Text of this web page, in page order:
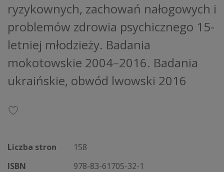
ryzykownych, zachowań nałogowych i
problemów zdrowia psychicznego 15-
letniej młodzieży. Badania
mokotowskie 2004–2016. Badania
ukraińskie, obwód lwowski 2016
Liczba stron
158
ISBN
978-83-61705-32-1